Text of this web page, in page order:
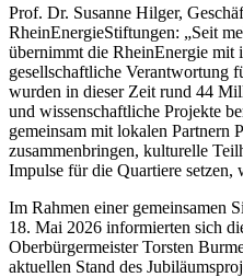
Prof. Dr. Susanne Hilger,
RheinEnergieStiftungen: „Seit
übernimmt die RheinEnergie mit
gesellschaftliche Verantwortung
wurden in dieser Zeit rund 44
und wissenschaftliche Projekte
gemeinsam mit lokalen Partnern
zusammenbringen, kulturelle
Impulse für die Quartiere
Im Rahmen einer gemeinsamen
18. Mai 2026 informierten sich
Oberbürgermeister Torsten
aktuellen Stand des